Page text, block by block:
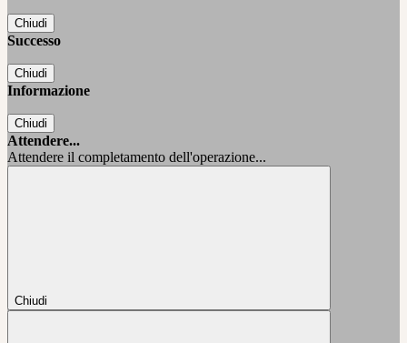
Chiudi
Successo
Chiudi
Informazione
Chiudi
Attendere...
Attendere il completamento dell'operazione...
Chiudi